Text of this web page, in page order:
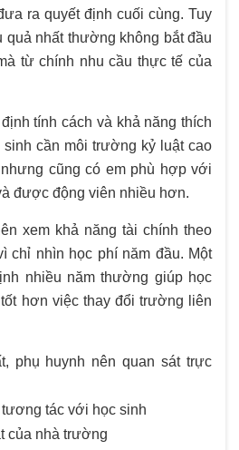
ra quyết định cuối cùng. Tuy
quả nhất thường không bắt đầu
từ chính nhu cầu thực tế của
tính cách và khả năng thích
sinh cần môi trường kỷ luật cao
cũng có em phù hợp với
được động viên nhiều hơn.
xem khả năng tài chính theo
chỉ nhìn học phí năm đầu. Một
nhiều năm thường giúp học
hơn việc thay đổi trường liên
phụ huynh nên quan sát trực
tác với học sinh
của nhà trường